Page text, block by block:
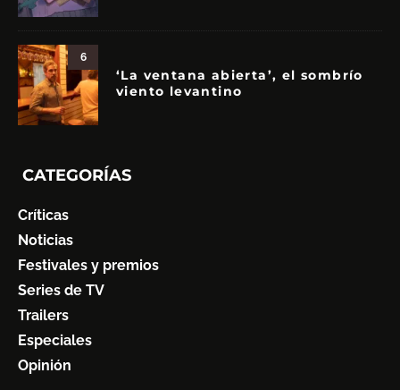
6
‘La ventana abierta’, el sombrío
viento levantino
CATEGORÍAS
Críticas
Noticias
Festivales y premios
Series de TV
Trailers
Especiales
Opinión